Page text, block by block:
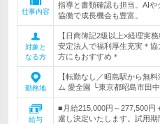
仕事内容
指導と書類確認も担当。AIや
協働で成長機会も豊富。
対象と
なる方
【日商簿記2級以上×経理実
安定法人で福利厚生充実＊
方にもおすすめ＊
勤務地
【転勤なし／昭島駅から無
ム 愛全園 └東京都昭島市田
給与
■月給215,000円～277,500
慮し決定いたします。試用